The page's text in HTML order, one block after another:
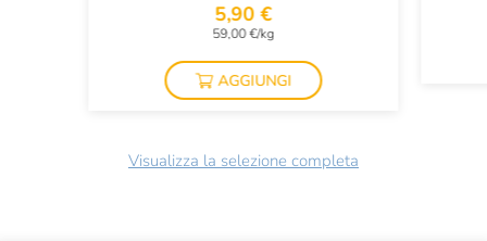
5,90 €
59,00 €/kg
AGGIUNGI
Visualizza la selezione completa